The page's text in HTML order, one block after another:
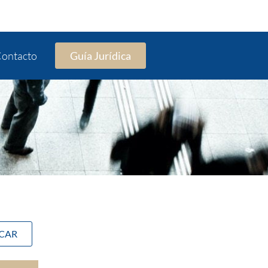
Guía Jurídica